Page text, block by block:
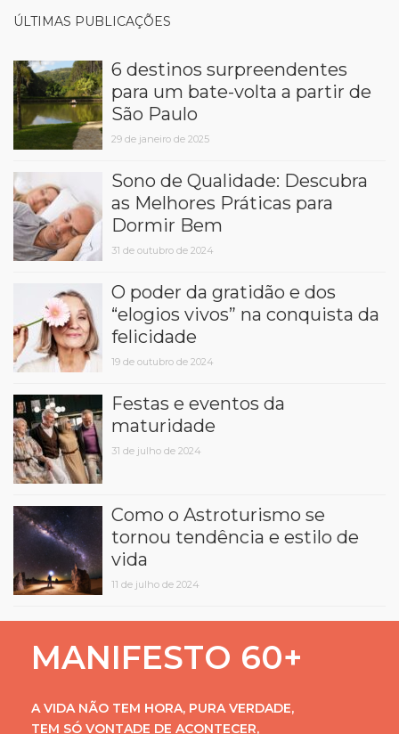
ÚLTIMAS PUBLICAÇÕES
6 destinos surpreendentes
para um bate-volta a partir de
São Paulo
29 de janeiro de 2025
Sono de Qualidade: Descubra
as Melhores Práticas para
Dormir Bem
31 de outubro de 2024
O poder da gratidão e dos
“elogios vivos” na conquista da
felicidade
19 de outubro de 2024
Festas e eventos da
maturidade
31 de julho de 2024
Como o Astroturismo se
tornou tendência e estilo de
vida
11 de julho de 2024
MANIFESTO 60+
A VIDA NÃO TEM HORA, PURA VERDADE,
TEM SÓ VONTADE DE ACONTECER,